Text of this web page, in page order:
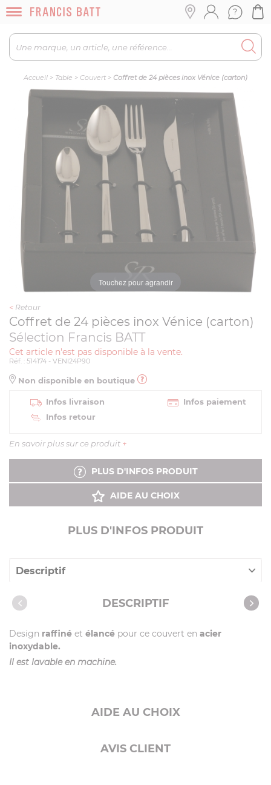
Accueil > Table > Couvert > Coffret de 24 pièces inox Vénice (carton)
Touchez pour agrandir
< Retour
Coffret de 24 pièces inox Vénice (carton)
Sélection Francis BATT
Cet article n'est pas disponible à la vente.
Réf. : 514174 - VENI24P90
Non disponible en boutique
Infos livraison
Infos paiement
Infos retour
En savoir plus sur ce produit +
PLUS D'INFOS PRODUIT
AIDE AU CHOIX
PLUS D'INFOS PRODUIT
Descriptif
Caractéristiques DESCRIPTIF
Design raffiné et élancé pour ce couvert en acier
inoxydable.
Il est lavable en machine.
AIDE AU CHOIX
AVIS CLIENT